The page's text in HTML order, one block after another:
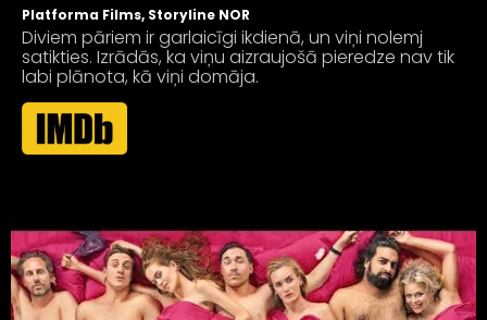
Platforma Films, Storyline NOR
Diviem pāriem ir garlaicīgi ikdienā, un viņi nolemj
satikties. Izrādās, ka viņu aizraujošā pieredze nav tik
labi plānota, kā viņi domāja.